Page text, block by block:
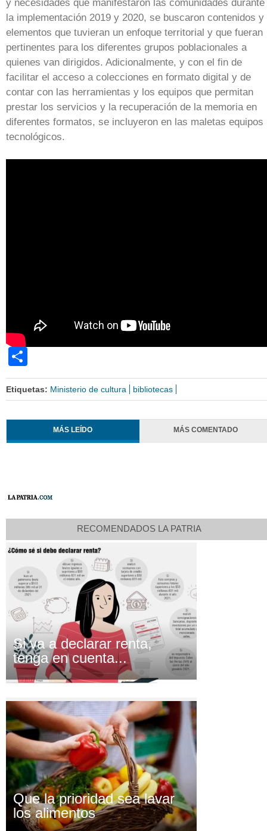
y necesidades que manifestaron las comunidades durante
la implementación 2019 y 2020, se buscaron contenidos y
elementos que tuvieran un enfoque territorial y que fueran
pertinentes para los diferentes grupos poblacionales a
quienes van dirigidos. Adicionalmente, y con el fin de
facilitar el acceso a colecciones en formato digital y de
contar con las herramientas y los equipos que permitan
prestar los servicios y la recuperación de la memoria en
diferentes formatos, se incluyeron en las maletas equipos
tecnológicos.
Etiquetas: Ministerio de cultura bibliotecas
MÁS LEÍDO MÁS COMENTADO
RECOMENDADOS LA PATRIA
Si va a declarar renta,
tenga en cuenta...
Que la prioridad sea lavar
los alimentos